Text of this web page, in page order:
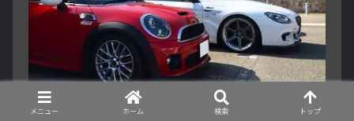
メニュー ホーム 検索 トップ